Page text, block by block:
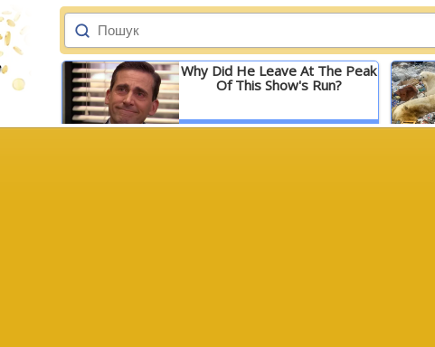
Why Did He Leave At The Peak
Of This Show's Run?
Детальніше